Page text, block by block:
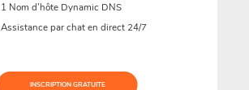
1 Nom d’hôte Dynamic DNS
Assistance par chat en direct 24/7
INSCRIPTION GRATUITE